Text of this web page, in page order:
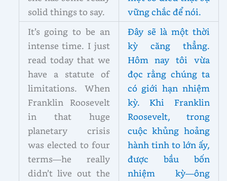
solid things to say.
vững chắc để nói.
It’s going to be an
intense time. I just
read today that we
have a statute of
limitations. When
Franklin Roosevelt
in that huge
planetary crisis
was elected to four
terms—he really
didn’t live out the
Đây sẽ là một thời
kỳ căng thẳng.
Hôm nay tôi vừa
đọc rằng chúng ta
có giới hạn nhiệm
kỳ. Khi Franklin
Roosevelt, trong
cuộc khủng hoảng
hành tinh to lớn ấy,
được bầu bốn
nhiệm kỳ—ông